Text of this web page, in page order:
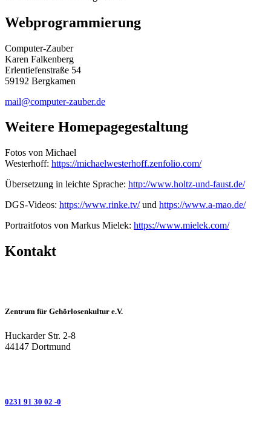
Webprogrammierung
Computer-Zauber
Karen Falkenberg
Erlentiefenstraße 54
59192 Bergkamen
mail@computer-zauber.de
Weitere Homepagegestaltung
Fotos von Michael
Westerhoff: https://michaelwesterhoff.zenfolio.com/
Übersetzung in leichte Sprache: http://www.holtz-und-faust.de/
DGS-Videos: https://www.rinke.tv/und https://www.a-mao.de/
Portraitfotos von Markus Mielek: https://www.mielek.com/
Kontakt
Zentrum für Gehörlosenkultur e.V.
Huckarder Str. 2-8
44147 Dortmund
0231 91 30 02 -0